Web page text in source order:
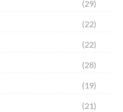
(29)
(22)
(22)
(28)
(19)
(21)